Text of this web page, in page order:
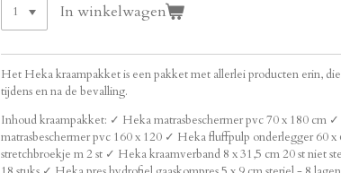
In winkelwagen
Het Heka kraampakket is een pakket met allerlei producten erin,
tijdens en na de bevalling.
Inhoud kraampakket: ✓ Heka matrasbeschermer pvc 70 x 180 cm ✓
matrasbeschermer pvc 160 x 120 ✓ Heka fluffpulp onderlegger 60 x
stretchbroekje m 2 st ✓ Heka kraamverband 8 x 31,5 cm 20 st niet